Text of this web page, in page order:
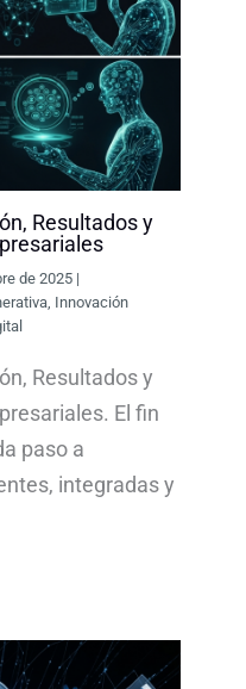
Resultados y
de 2025 |
, Innovación
Resultados y
El fin
paso a
integradas y